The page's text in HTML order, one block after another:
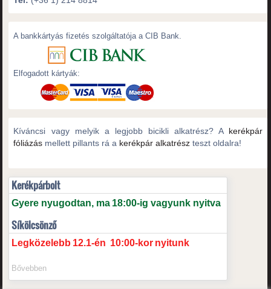
A bankkártyás fizetés szolgáltatója a CIB Bank.
Elfogadott kártyák:
Kíváncsi vagy melyik a legjobb bicikli alkatrész? A kerékpár
fóliázás mellett pillants rá a kerékpár alkatrész teszt oldalra!
Kerékpárbolt
Gyere nyugodtan, ma 18:00-ig vagyunk nyitva
Síkölcsönző
Legközelebb 12.1-én 10:00-kor nyitunk
Bővebben